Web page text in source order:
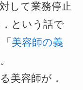
して業務停止
という話で
美容師の義
美容師が，